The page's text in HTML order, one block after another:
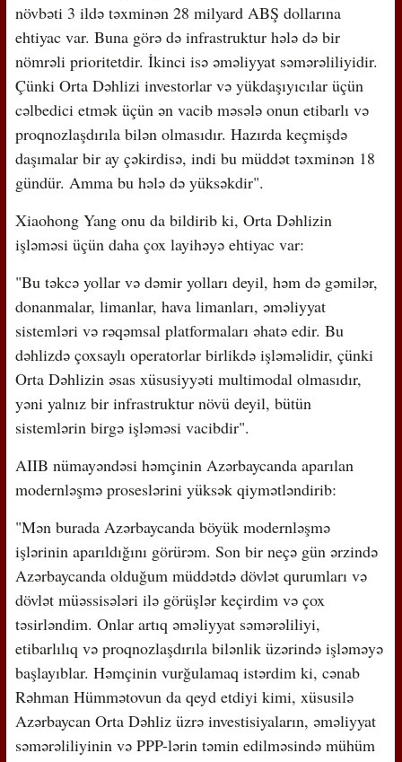
növbəti 3 ildə təxminən 28 milyard ABŞ dollarına
ehtiyac var. Buna görə də infrastruktur hələ də bir
nömrəli prioritetdir. İkinci isə əməliyyat səmərəliliyidir.
Çünki Orta Dəhlizi investorlar və yükdaşıyıcılar üçün
cəlbedici etmək üçün ən vacib məsələ onun etibarlı və
proqnozlaşdırıla bilən olmasıdır. Hazırda keçmişdə
daşımalar bir ay çəkirdisə, indi bu müddət təxminən 18
gündür. Amma bu hələ də yüksəkdir".
Xiaohong Yang onu da bildirib ki, Orta Dəhlizin
işləməsi üçün daha çox layihəyə ehtiyac var:
"Bu təkcə yollar və dəmir yolları deyil, həm də gəmilər,
donanmalar, limanlar, hava limanları, əməliyyat
sistemləri və rəqəmsal platformaları əhatə edir. Bu
dəhlizdə çoxsaylı operatorlar birlikdə işləməlidir, çünki
Orta Dəhlizin əsas xüsusiyyəti multimodal olmasıdır,
yəni yalnız bir infrastruktur növü deyil, bütün
sistemlərin birgə işləməsi vacibdir".
AIIB nümayəndəsi həmçinin Azərbaycanda aparılan
modernləşmə proseslərini yüksək qiymətləndirib:
"Mən burada Azərbaycanda böyük modernləşmə
işlərinin aparıldığını görürəm. Son bir neçə gün ərzində
Azərbaycanda olduğum müddətdə dövlət qurumları və
dövlət müəssisələri ilə görüşlər keçirdim və çox
təsirləndim. Onlar artıq əməliyyat səmərəliliyi,
etibarlılıq və proqnozlaşdırıla bilənlik üzərində işləməyə
başlayıblar. Həmçinin vurğulamaq istərdim ki, cənab
Rəhman Hümmətovun da qeyd etdiyi kimi, xüsusilə
Azərbaycan Orta Dəhliz üzrə investisiyaların, əməliyyat
səmərəliliyinin və PPP-lərin təmin edilməsində mühüm